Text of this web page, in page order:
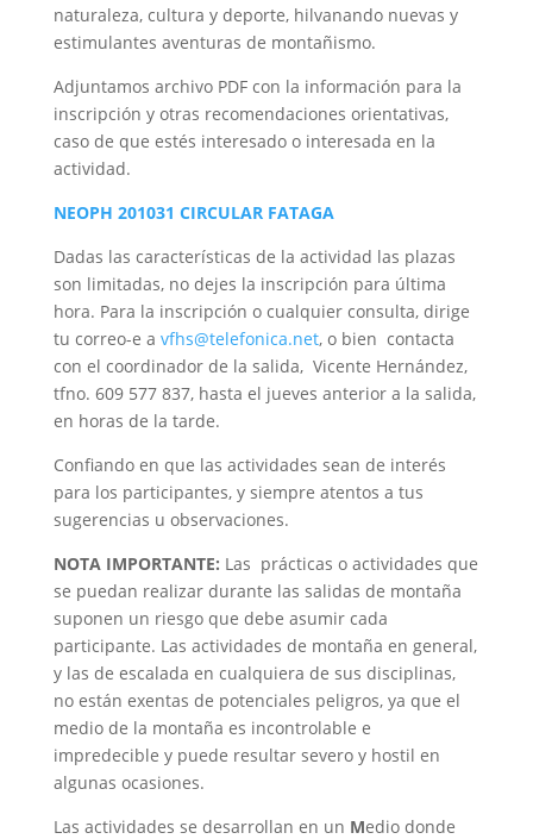
naturaleza, cultura y deporte, hilvanando nuevas y
estimulantes aventuras de montañismo.
Adjuntamos archivo PDF con la información para la
inscripción y otras recomendaciones orientativas,
caso de que estés interesado o interesada en la
actividad.
NEOPH 201031 CIRCULAR FATAGA
Dadas las características de la actividad las plazas
son limitadas, no dejes la inscripción para última
hora. Para la inscripción o cualquier consulta, dirige
tu correo-e a vfhs@telefonica.net, o bien contacta
con el coordinador de la salida, Vicente Hernández,
tfno. 609 577 837, hasta el jueves anterior a la salida,
en horas de la tarde.
Confiando en que las actividades sean de interés
para los participantes, y siempre atentos a tus
sugerencias u observaciones.
NOTA IMPORTANTE: Las prácticas o actividades que
se puedan realizar durante las salidas de montaña
suponen un riesgo que debe asumir cada
participante. Las actividades de montaña en general,
y las de escalada en cualquiera de sus disciplinas,
no están exentas de potenciales peligros, ya que el
medio de la montaña es incontrolable e
impredecible y puede resultar severo y hostil en
algunas ocasiones.
Las actividades se desarrollan en un Medio donde